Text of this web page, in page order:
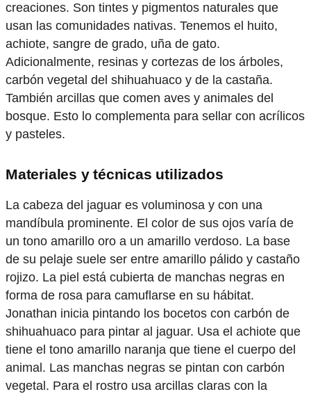
creaciones. Son tintes y pigmentos naturales que
usan las comunidades nativas. Tenemos el huito,
achiote, sangre de grado, uña de gato.
Adicionalmente, resinas y cortezas de los árboles,
carbón vegetal del shihuahuaco y de la castaña.
También arcillas que comen aves y animales del
bosque. Esto lo complementa para sellar con acrílicos
y pasteles.
Materiales y técnicas utilizados
La cabeza del jaguar es voluminosa y con una
mandíbula prominente. El color de sus ojos varía de
un tono amarillo oro a un amarillo verdoso. La base
de su pelaje suele ser entre amarillo pálido y castaño
rojizo. ​La piel está cubierta de manchas negras en
forma de rosa para camuflarse en su hábitat.
Jonathan inicia pintando los bocetos con carbón de
shihuahuaco para pintar al jaguar. Usa el achiote que
tiene el tono amarillo naranja que tiene el cuerpo del
animal. Las manchas negras se pintan con carbón
vegetal. Para el rostro usa arcillas claras con la